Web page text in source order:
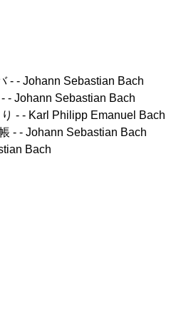
- - Johann Sebastian Bach
- Johann Sebastian Bach
- - Karl Philipp Emanuel Bach
- - Johann Sebastian Bach
Bach